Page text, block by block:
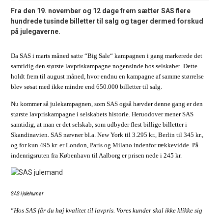
Fra den 19. november og 12 dage frem sætter SAS flere
hundrede tusinde billetter til salg og tager dermed forskud
på julegaverne.
Da SAS i marts måned satte “Big Sale“ kampagnen i gang markerede det
samtidig den største lavpriskampagne nogensinde hos selskabet. Dette
holdt frem til august måned, hvor endnu en kampagne af samme størrelse
blev søsat med ikke mindre end 650.000 billetter til salg.
Nu kommer så julekampagnen, som SAS også hævder denne gang er den
største lavpriskampagne i selskabets historie. Heruodover mener SAS
samtidig, at man er det selskab, som udbyder flest billige billetter i
Skandinavien.SAS nævner bl.a. New York til 3.295 kr., Berlin til 345 kr.,
og for kun 495 kr. er London, Paris og Milano indenfor rækkevidde. På
indenrigsruten fra København til Aalborg er prisen nede i 245 kr.
SAS i julehumør
“Hos SAS får du høj kvalitet til lavpris. Vores kunder skal ikke klikke sig